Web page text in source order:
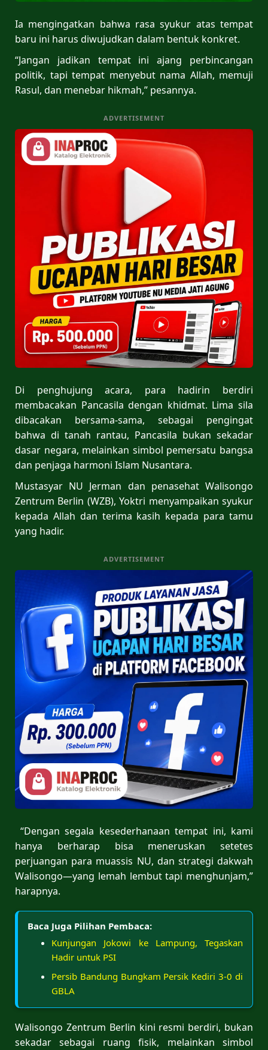
Ia mengingatkan bahwa rasa syukur atas tempat
baru ini harus diwujudkan dalam bentuk konkret.
“Jangan jadikan tempat ini ajang perbincangan
politik, tapi tempat menyebut nama Allah, memuji
Rasul, dan menebar hikmah,” pesannya.
ADVERTISEMENT
Di penghujung acara, para hadirin berdiri
membacakan Pancasila dengan khidmat. Lima sila
dibacakan bersama-sama, sebagai pengingat
bahwa di tanah rantau, Pancasila bukan sekadar
dasar negara, melainkan simbol pemersatu bangsa
dan penjaga harmoni Islam Nusantara.
Mustasyar NU Jerman dan penasehat Walisongo
Zentrum Berlin (WZB), Yoktri menyampaikan syukur
kepada Allah dan terima kasih kepada para tamu
yang hadir.
ADVERTISEMENT
“Dengan segala kesederhanaan tempat ini, kami
hanya berharap bisa meneruskan setetes
perjuangan para muassis NU, dan strategi dakwah
Walisongo—yang lemah lembut tapi menghunjam,”
harapnya.
Baca Juga Pilihan Pembaca:
Kunjungan Jokowi ke Lampung, Tegaskan
Hadir untuk PSI
Persib Bandung Bungkam Persik Kediri 3-0 di
GBLA
Walisongo Zentrum Berlin kini resmi berdiri, bukan
sekadar sebagai ruang fisik, melainkan simbol